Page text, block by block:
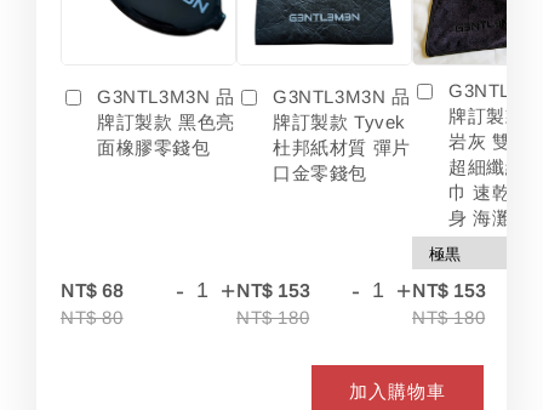
G3NTL3M3N 品
牌訂製款 黑色亮
面橡膠零錢包
NT$ 68
NT$ 80
- +
G3NTL3M3N 品
牌訂製款 Tyvek
杜邦紙材質 彈片
口金零錢包
NT$ 153
NT$ 180
- +
牌訂製款
岩灰 雙色
超細纖維
巾 速乾 吸
身 海灘
NT$ 153
NT$ 180
加入購物車